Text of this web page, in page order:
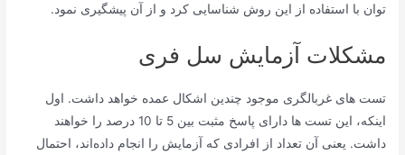
توان با استفاده از این روش شناسایی کرد و از آن پیشگیری نمود.
مشکلات آزمایش سل فری
تست های غربالگری موجود چندین اشکال عمده خواهد داشت. اول
اینکه، این تست ها دارای پاسخ مثبت بین 5 تا 10 درصد را خواهند
داشت. یعنی آن تعداد از افرادی که آزمایش را انجام داده‌اند، احتمال